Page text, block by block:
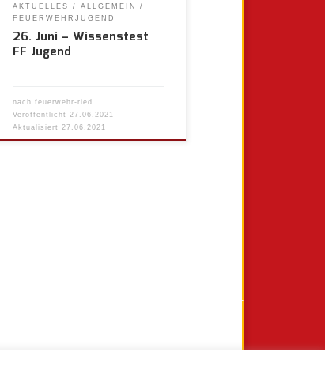
AKTUELLES
ALLGEMEIN
FEUERWEHRJUGEND
26. Juni – Wissenstest
FF Jugend
nachfeuerwehr-ried
Veröffentlicht27.06.2021
Aktualisiert27.06.2021